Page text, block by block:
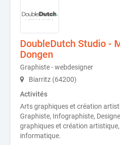
DoubleDutch Studio -
Dongen
Graphiste - webdesigner
Biarritz (64200)
Activités
Arts graphiques et création
Graphiste, Infographiste,
graphiques et création
informatique.